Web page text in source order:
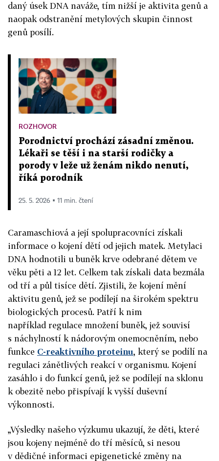
daný úsek DNA naváže, tím nižší je aktivita genů a
naopak odstranění metylových skupin činnost
genů posílí.
ROZHOVOR
Porodnictví prochází zásadní změnou.
Lékaři se těší i na starší rodičky a
porody v leže už ženám nikdo nenutí,
říká porodník
25. 5. 2026 ▪ 11 min. čtení
Caramaschiová a její spolupracovníci získali
informace o kojení dětí od jejich matek. Metylaci
DNA hodnotili u buněk krve odebrané dětem ve
věku pěti a 12 let. Celkem tak získali data bezmála
od tří a půl tisíce dětí. Zjistili, že kojení mění
aktivitu genů, jež se podílejí na širokém spektru
biologických procesů. Patří k nim
například regulace množení buněk, jež souvisí
s náchylností k nádorovým onemocněním, nebo
funkce C-reaktivního proteinu, který se podílí na
regulaci zánětlivých reakcí v organismu. Kojení
zasáhlo i do funkcí genů, jež se podílejí na sklonu
k obezitě nebo přispívají k vyšší duševní
výkonnosti.
„Výsledky našeho výzkumu ukazují, že děti, které
jsou kojeny nejméně do tří měsíců, si nesou
v dědičné informaci epigenetické změny na